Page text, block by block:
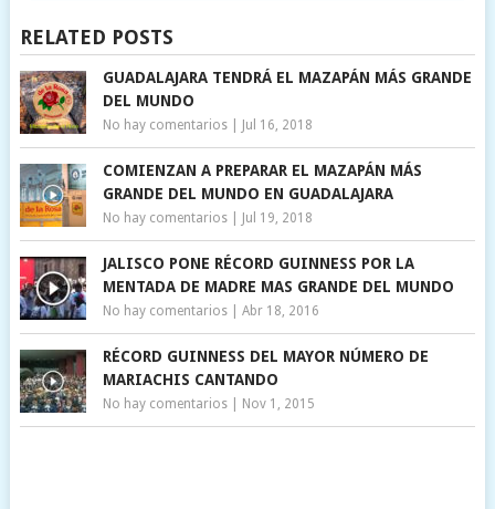
RELATED POSTS
GUADALAJARA TENDRÁ EL MAZAPÁN MÁS GRANDE
DEL MUNDO
No hay comentarios| Jul 16, 2018
COMIENZAN A PREPARAR EL MAZAPÁN MÁS
GRANDE DEL MUNDO EN GUADALAJARA
No hay comentarios| Jul 19, 2018
JALISCO PONE RÉCORD GUINNESS POR LA
MENTADA DE MADRE MAS GRANDE DEL MUNDO
No hay comentarios| Abr 18, 2016
RÉCORD GUINNESS DEL MAYOR NÚMERO DE
MARIACHIS CANTANDO
No hay comentarios| Nov 1, 2015